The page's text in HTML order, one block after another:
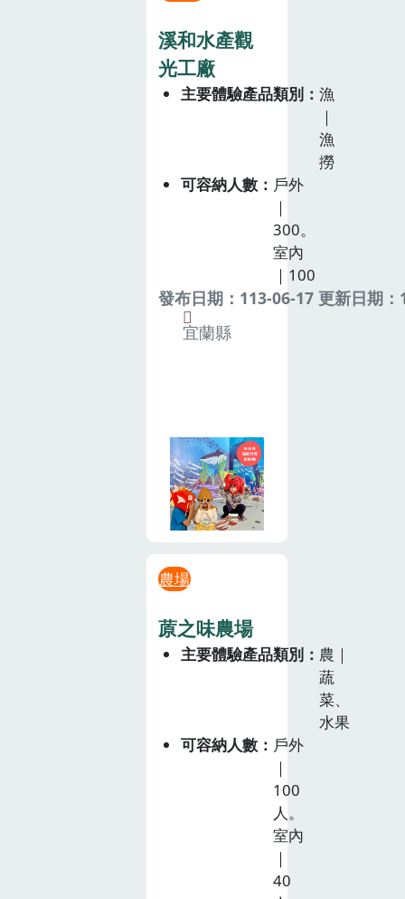
溪和水產觀
光工廠
主要體驗產品類別
漁
｜
漁
撈
可容納人數
戶外
｜
300。
室內
｜100
發布日期：113-06-17 更新日期
宜蘭縣
農場
蒝之味農場
主要體驗產品類別
農｜
蔬
菜、
水果
可容納人數
戶外
｜
100
人。
室內
｜
40